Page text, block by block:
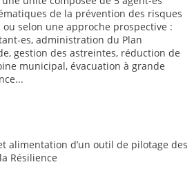
de la prévention des risques
selon une approche prospective :
es, administration du Plan
gestion des astreintes, réduction de
municipal, évacuation à grande
alimentation d’un outil de pilotage des
Résilience